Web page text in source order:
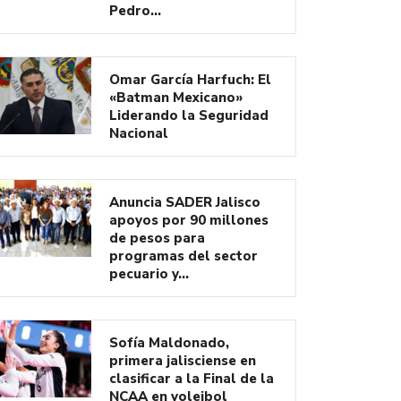
Pedro…
Omar García Harfuch: El
«Batman Mexicano»
Liderando la Seguridad
Nacional
Anuncia SADER Jalisco
apoyos por 90 millones
de pesos para
programas del sector
pecuario y…
Sofía Maldonado,
primera jalisciense en
clasificar a la Final de la
NCAA en voleibol